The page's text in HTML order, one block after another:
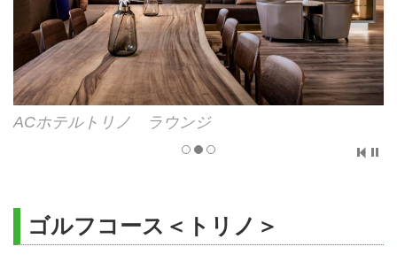
ACホテルトリノ 客室イメージ
ゴルフコース＜トリノ＞